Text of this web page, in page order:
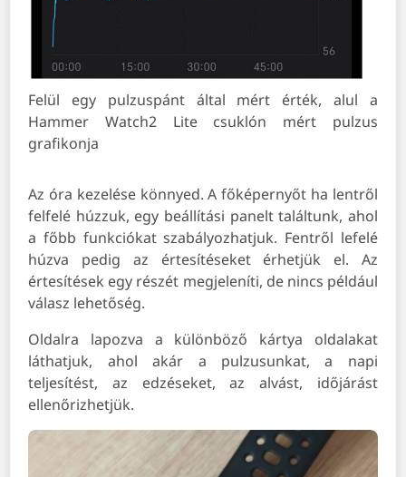
Felül egy pulzuspánt által mért érték, alul a
Hammer Watch2 Lite csuklón mért pulzus
grafikonja
Az óra kezelése könnyed. A főképernyőt ha lentről
felfelé húzzuk, egy beállítási panelt találtunk, ahol
a főbb funkciókat szabályozhatjuk. Fentről lefelé
húzva pedig az értesítéseket érhetjük el. Az
értesítések egy részét megjeleníti, de nincs például
válasz lehetőség.
Oldalra lapozva a különböző kártya oldalakat
láthatjuk, ahol akár a pulzusunkat, a napi
teljesítést, az edzéseket, az alvást, időjárást
ellenőrizhetjük.